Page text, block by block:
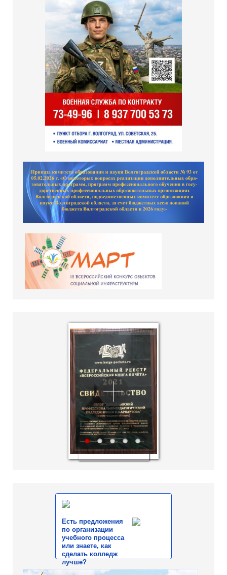
1 2 3 4 5
hislider.com
Есть предложения
по организации
учебного процесса
или знаете, как
сделать колледж
лучше?